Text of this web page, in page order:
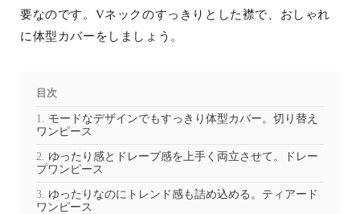
要なのです。Vネックのすっきりとした襟で、おしゃれ
に体型カバーをしましょう。
目次
モードなデザインでもすっきり体型カバー。切り替え
ワンピース
ゆったり感とドレープ感を上手く両立させて。ドレー
プワンピース
ゆったりなのにトレンド感も詰め込める。ティアード
ワンピース